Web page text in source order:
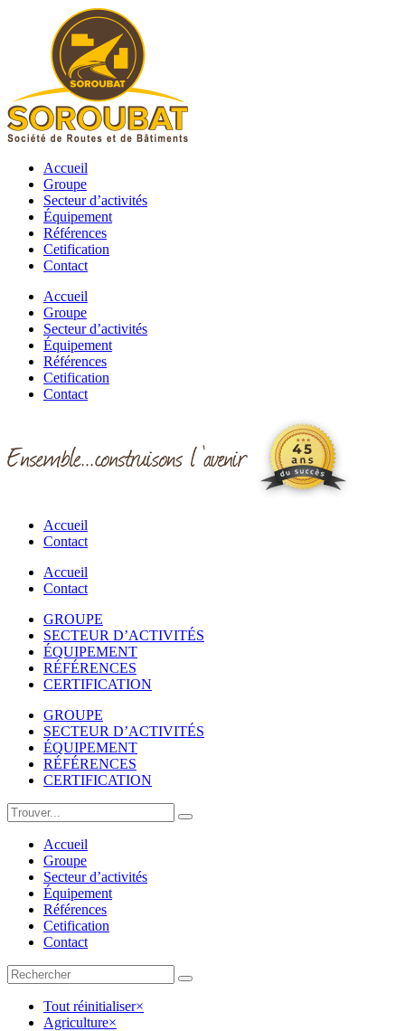
Accueil
Groupe
Secteur d’activités
Équipement
Références
Cetification
Contact
Accueil
Groupe
Secteur d’activités
Équipement
Références
Cetification
Contact
Accueil
Contact
Accueil
Contact
GROUPE
SECTEUR D’ACTIVITÉS
ÉQUIPEMENT
RÉFÉRENCES
CERTIFICATION
GROUPE
SECTEUR D’ACTIVITÉS
ÉQUIPEMENT
RÉFÉRENCES
CERTIFICATION
Accueil
Groupe
Secteur d’activités
Équipement
Références
Cetification
Contact
Tout réinitialiser×
Agriculture×